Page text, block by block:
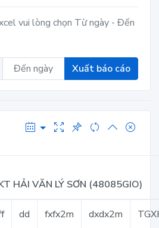
vui lòng chọn Từ ngày - Đến
Xuất báo cáo
HẢI VĂN LÝ SƠN (48085GIO)
dd fxfx2m dxdx2m